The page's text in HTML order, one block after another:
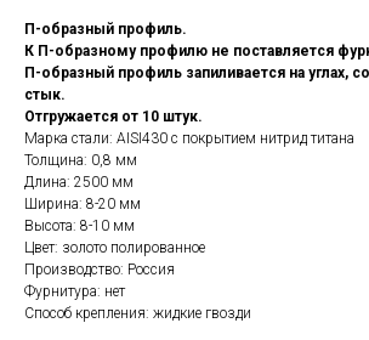
П-образный профиль.
К П-образному профилю не поставляется
П-образный профиль запиливается на углах,
стык.
Отгружается от 10 штук.
Марка стали: AISI430 с покрытием нитрид титана
Толщина: 0,8 мм
Длина: 2500 мм
Ширина: 8-20 мм
Высота: 8-10 мм
Цвет: золото полированное
Производство: Россия
Фурнитура: нет
Способ крепления: жидкие гвозди